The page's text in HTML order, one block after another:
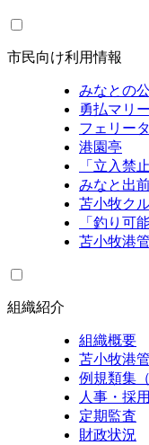
市民向け利用情報
みなとの
勇払マリ
フェリー
港園亭
「立入禁
みなと出
苫小牧ク
「釣り可
苫小牧港
組織紹介
組織概要
苫小牧港
例規類集
人事・採
定期監査
財政状況